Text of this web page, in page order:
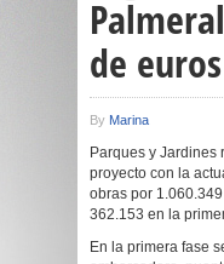
de euros
By Marina
Parques y Jardines
proyecto con la
obras por
362.153 en la
En la primera fase